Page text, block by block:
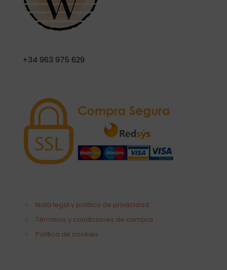
+34 963 975 629
Nota legal y política de privacidad
Términos y condiciones de compra
Política de cookies